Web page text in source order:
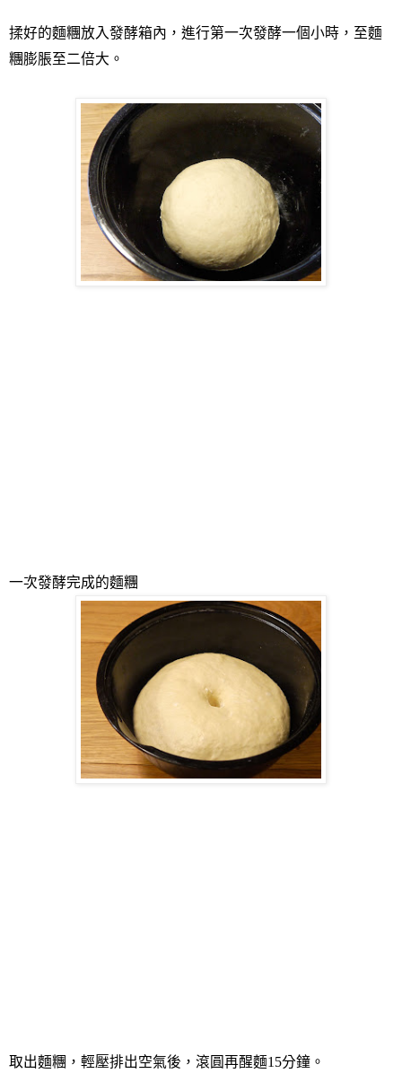
揉好的麵糰放入發酵箱內，進行第一次發酵一個小時，至麵
糰膨脹至二倍大。
一次發酵完成的麵糰
取出麵糰，輕壓排出空氣後，滾圓再醒麵15分鐘。